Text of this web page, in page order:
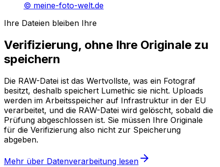
© meine-foto-welt.de
Ihre Dateien bleiben Ihre
Verifizierung, ohne Ihre Originale zu
speichern
Die RAW-Datei ist das Wertvollste, was ein Fotograf
besitzt, deshalb speichert Lumethic sie nicht. Uploads
werden im Arbeitsspeicher auf Infrastruktur in der EU
verarbeitet, und die RAW-Datei wird gelöscht, sobald die
Prüfung abgeschlossen ist. Sie müssen Ihre Originale
für die Verifizierung also nicht zur Speicherung
abgeben.
Mehr über Datenverarbeitung lesen